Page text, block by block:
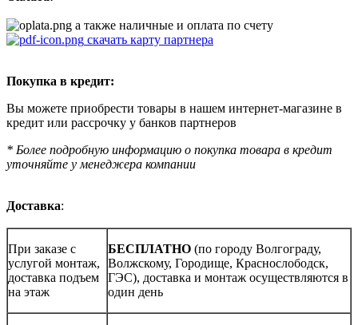
а также наличные и оплата по счету
скачать карту партнера
Покупка в кредит:
Вы можете приобрести товары в нашем интернет-магазине в
кредит или рассрочку у банков партнеров
* Более подробную информацию о покупка товара в кредит
уточняйте у менеджера компании
Доставка:
При заказе с
услугой монтаж,
доставка подъем
на этаж
БЕСПЛАТНО (по городу Волгограду,
Волжскому, Городище, Краснослободск,
ГЭС), доставка и монтаж осуществляются в
один день